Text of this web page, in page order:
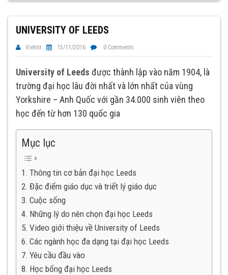
UNIVERSITY OF LEEDS
Vietint 15/11/2016 0 Comments
University of Leeds được thành lập vào năm 1904, là
trường đại học lâu đời nhất và lớn nhất của vùng
Yorkshire – Anh Quốc với gần 34.000 sinh viên theo
học đến từ hơn 130 quốc gia
Mục lục
Thông tin cơ bản đại học Leeds
Đặc điểm giáo dục và triết lý giáo dục
Cuộc sống
Những lý do nên chọn đại học Leeds
Video giới thiệu về University of Leeds
Các ngành học đa dạng tại đại học Leeds
Yêu cầu đầu vào
Học bổng đại học Leeds